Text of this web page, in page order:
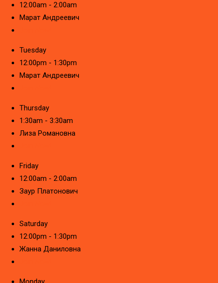
12:00am - 2:00am
Марат Андреевич
Tuesday
12:00pm - 1:30pm
Марат Андреевич
Thursday
1:30am - 3:30am
Лиза Романовна
Friday
12:00am - 2:00am
Заур Платонович
Saturday
12:00pm - 1:30pm
Жанна Даниловна